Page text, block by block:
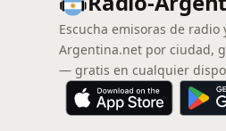
Escucha emisoras de radio
Argentina.net por ciudad,
— gratis en cualquier